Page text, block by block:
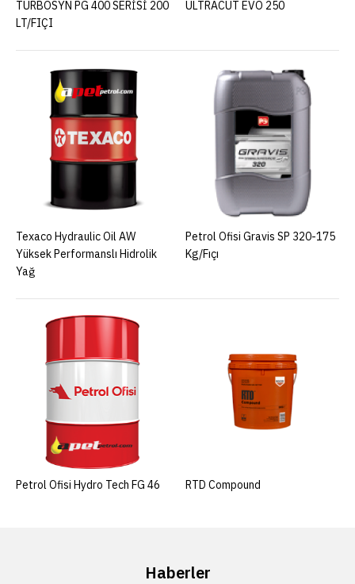
TURBOSYN PG 400 SERİSİ 200
LT/FIÇI
ULTRACUT EVO 250
Texaco Hydraulic Oil AW
Yüksek Performanslı Hidrolik
Yağ
Petrol Ofisi Gravis SP 320-175
Kg/Fıçı
Petrol Ofisi Hydro Tech FG 46 RTD Compound
Haberler